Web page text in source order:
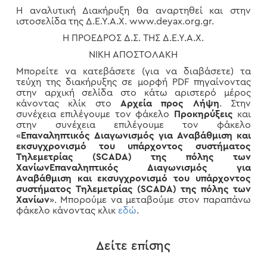
Η αναλυτική Διακήρυξη θα αναρτηθεί και στην
ιστοσελίδα της Δ.Ε.Υ.Α.Χ. www.deyax.org.gr.
Η ΠΡΟΕΔΡΟΣ Δ.Σ. ΤΗΣ Δ.Ε.Υ.Α.Χ.
ΝΙΚΗ ΑΠΟΣΤΟΛΑΚΗ
Μπορείτε να κατεβάσετε (για να διαβάσετε) τα
τεύχη της διακήρυξης σε μορφή PDF πηγαίνοντας
στην αρχική σελίδα στο κάτω αριστερό μέρος
κάνοντας κλίκ στο Αρχεία προς Λήψη. Στην
συνέχεια επιλέγουμε τον φάκελο
Προκηρύξεις και
στην συνέχεια επιλέγουμε τον φάκελο
«Επαναληπτικός Διαγωνισμός για Αναβάθμιση και
εκσυγχρονισμό του υπάρχοντος συστήματος
Τηλεμετρίας (SCADA) της πόλης των
ΧανίωνΕπαναληπτικός Διαγωνισμός για
Αναβάθμιση και εκσυγχρονισμό του υπάρχοντος
συστήματος Τηλεμετρίας (SCADA) της πόλης των
Χανίων». Μπορούμε να μεταβούμε στον παραπάνω
φάκελο κάνοντας κλικ εδώ.
Δείτε επίσης